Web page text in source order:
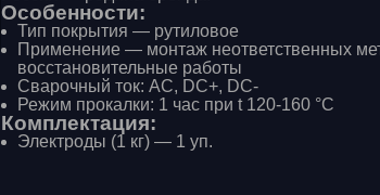
Особенности:
Тип покрытия — рутиловое
Применение — монтаж неответственных
восстановительные работы
Сварочный ток: AC, DC+, DC-
Режим прокалки: 1 час при t 120-160 °С
Комплектация:
Электроды (1 кг) — 1 уп.